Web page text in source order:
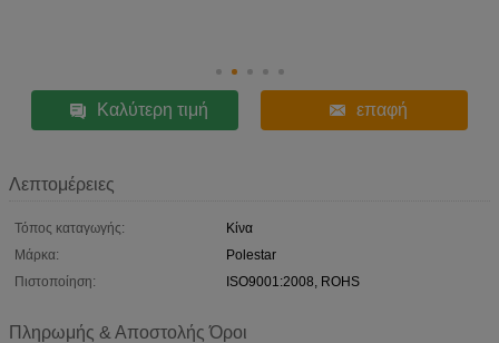
Καλύτερη τιμή επαφή
Λεπτομέρειες
Τόπος καταγωγής:
Κίνα
Μάρκα:
Polestar
Πιστοποίηση:
ISO9001:2008, ROHS
Πληρωμής & Αποστολής Όροι